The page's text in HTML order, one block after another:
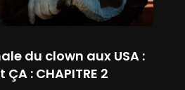
du clown aux USA :
: CHAPITRE 2